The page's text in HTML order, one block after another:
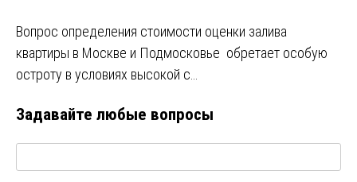
Вопрос определения стоимости оценки залива
квартиры в Москве и Подмосковье обретает особую
остроту в условиях высокой с…
Задавайте любые вопросы